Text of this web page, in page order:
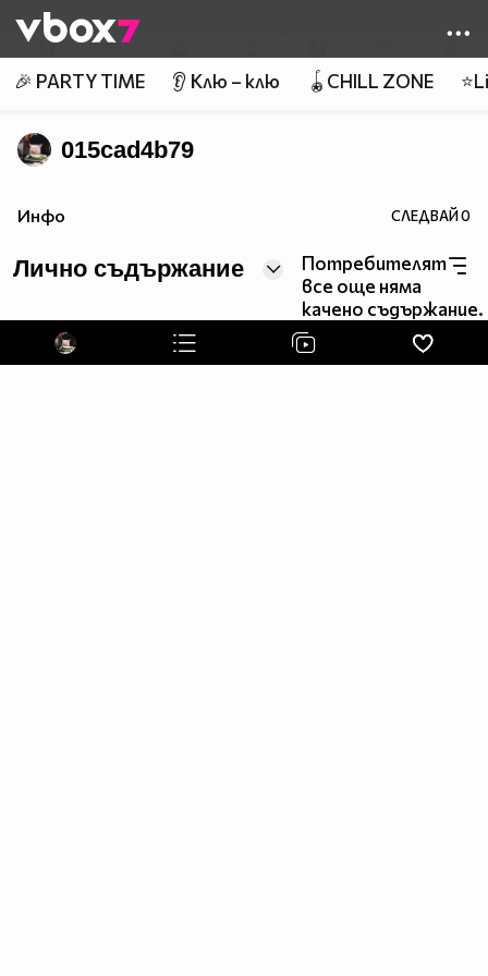
👾
🎉 PARTY TIME 👂 Клю – клю 🪀CHILL ZONE
015cad4b79
Инфо СЛЕДВАЙ0
Лично съдържание
Потребителят
все още няма
качено съдържание.